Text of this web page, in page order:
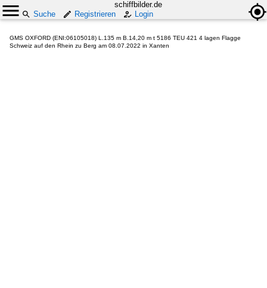
schiffbilder.de
Suche
Registrieren Login
GMS OXFORD (ENI:06105018) L.135 m B.14,20 m t 5186 TEU 421 4 lagen Flagge
Schweiz auf den Rhein zu Berg am 08.07.2022 in Xanten